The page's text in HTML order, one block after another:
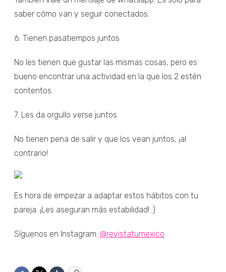
saber cómo van y seguir conectados.
6. Tienen pasatiempos juntos
No les tienen que gustar las mismas cosas, pero es
bueno encontrar una actividad en la que los 2 estén
contentos.
7. Les da orgullo verse juntos
No tienen pena de salir y que los vean juntos, ¡al
contrario!
Es hora de empezar a adaptar estos hábitos con tu
pareja. ¡Les aseguran más estabilidad! :)
Síguenos en Instagram: @revistatumexico